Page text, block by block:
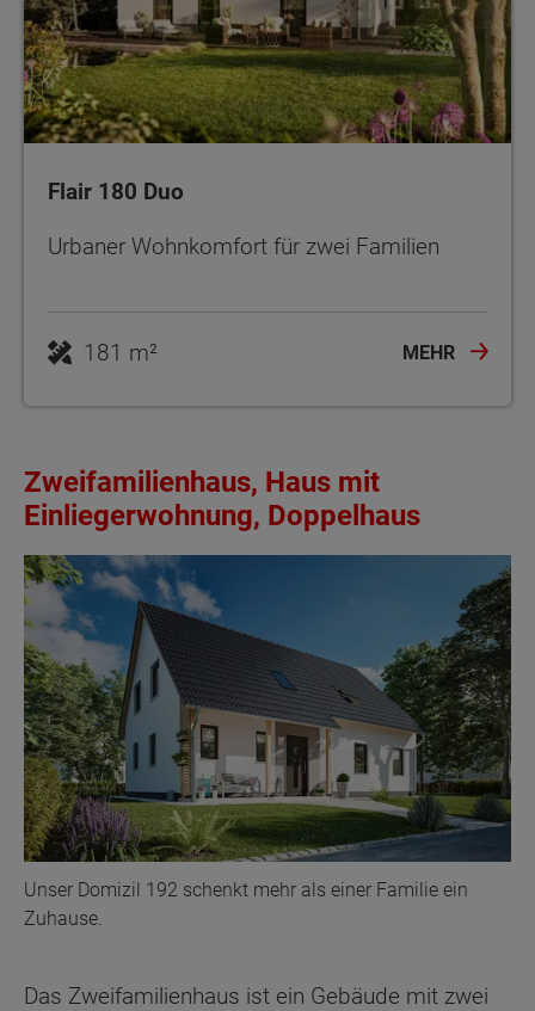
Flair 180 Duo
Urbaner Wohnkomfort für zwei Familien
181 m² MEHR
Zweifamilienhaus, Haus mit
Einliegerwohnung, Doppelhaus
Unser Domizil 192 schenkt mehr als einer Familie ein
Zuhause.
Das Zweifamilienhaus ist ein Gebäude mit zwei